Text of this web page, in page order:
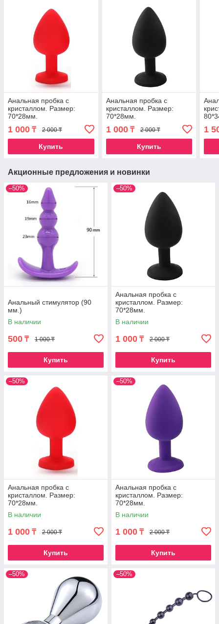
Анальная пробка с
кристаллом. Размер:
70*28мм.
1 000 ₸ 2 000 ₸
Купить
Анальная пробка с
кристаллом. Размер:
70*28мм.
1 000₸ 2 000 ₸
Купить
1
Акционные предложения и новинки
–50%
Анальный стимулятор (90
мм.)
В наличии
500 ₸ 1 000 ₸
Купить
–50%
Анальная пробка с
кристаллом. Размер:
70*28мм.
В наличии
1 000 ₸ 2 000 ₸
Купить
–50%
Анальная пробка с
кристаллом. Размер:
70*28мм.
В наличии
1 000 ₸ 2 000 ₸
Купить
–50%
Анальная пробка с
кристаллом. Размер:
70*28мм.
В наличии
1 000 ₸ 2 000 ₸
Купить
–50% –50%